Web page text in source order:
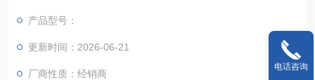
力罐及各种名优水宜兴井点降水
产品型号：
更新时间：2026-06-21
厂商性质：经销商
电话咨询